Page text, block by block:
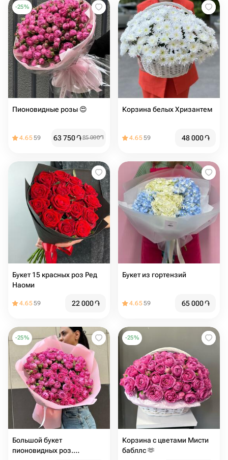
-25%
Пионовидные розы 😍
4.6559 63 750֏85 000֏
Корзина белых Хризантем
4.6559 48 000֏
Букет 15 красных роз Ред
Наоми
4.6559 22 000֏
Букет из гортензий
4.6559 65 000֏
-25%
Большой букет
пионовидных роз.
-25%
Корзина с цветами Мисти
бабллс 🫶